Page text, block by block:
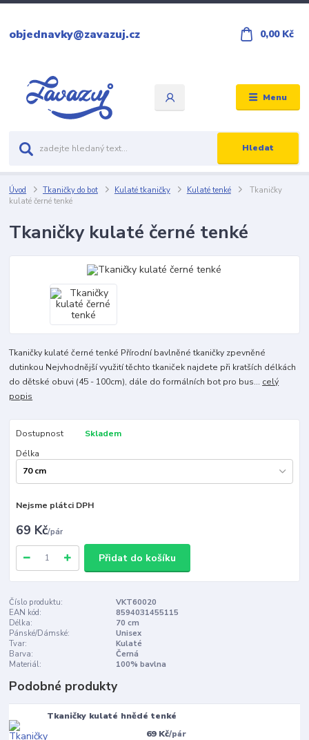
Menu
Hledat
objednavky@zavazuj.cz 0,00 Kč
Úvod Tkaničky do bot Kulaté tkaničky Kulaté tenké
Tkaničky
kulaté černé tenké
Tkaničky kulaté černé tenké
Tkaničky kulaté černé tenké Přírodní bavlněné tkaničky zpevněné
dutinkou Nejvhodnější využití těchto tkaniček najdete při kratších délkách
do dětské obuvi (45 - 100cm), dále do formálních bot pro bus... celý
popis
Dostupnost
Skladem
Délka
Nejsme plátci DPH
69 Kč/pár
Přidat do košíku
Číslo produktu:
VKT60020
EAN kód:
8594031455115
Délka:
70 cm
Pánské/Dámské:
Unisex
Tvar:
Kulaté
Barva:
Černá
Materiál:
100% bavlna
Podobné produkty
Tkaničky kulaté hnědé tenké
69 Kč/pár